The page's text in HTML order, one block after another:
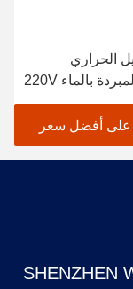
الحراري
الفراغية المبردة بالماء 220V
أفضل سعر
SHENZHEN